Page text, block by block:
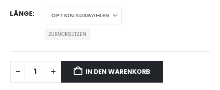
LÄNGE
ZURÜCKSETZEN
IN DEN WARENKORB